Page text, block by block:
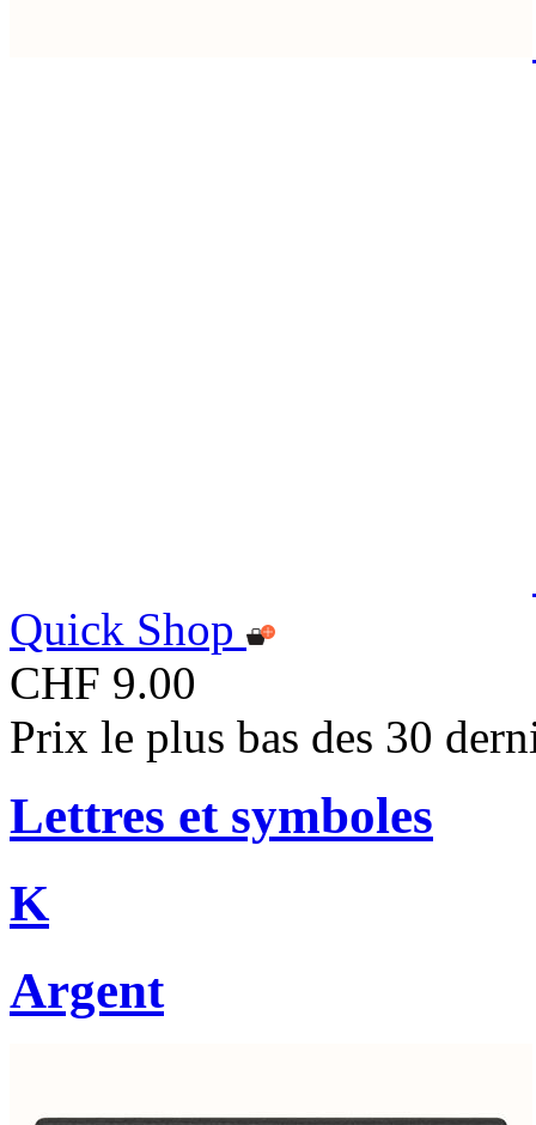
Quick Shop
CHF 9.00
Prix le plus bas des 30
Lettres et symboles
K
Argent